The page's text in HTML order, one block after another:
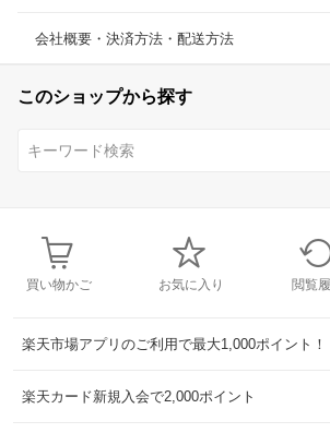
会社概要・決済方法・配送方法
このショップから探す
買い物かご お気に入り 閲覧
楽天市場アプリのご利用で最大1,000ポイント！
楽天カード新規入会で2,000ポイント